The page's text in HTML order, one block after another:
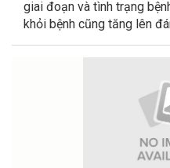
giai đoạn và tình trạng
khỏi bệnh cũng tăng lên